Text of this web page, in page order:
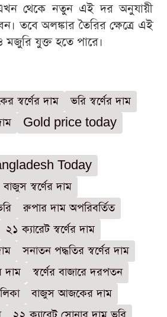
এখন থেকে নতুন এই দর অনুযায়ী
তবে অলঙ্কার তৈরির ক্ষেত্রে এই
মজুরি যুক্ত হতে পারে।
স্বর্ণের দাম
ভরি স্বর্ণের দাম
Gold price today
Today
বাজুস স্বর্ণের দাম
রুপার দাম অপরিবর্তিত
২১ ক্যারেট স্বর্ণের দাম
সনাতন পদ্ধতির স্বর্ণের দাম
দাম
স্বর্ণের বাজারে দরপতন
বাজুস আজকের দাম